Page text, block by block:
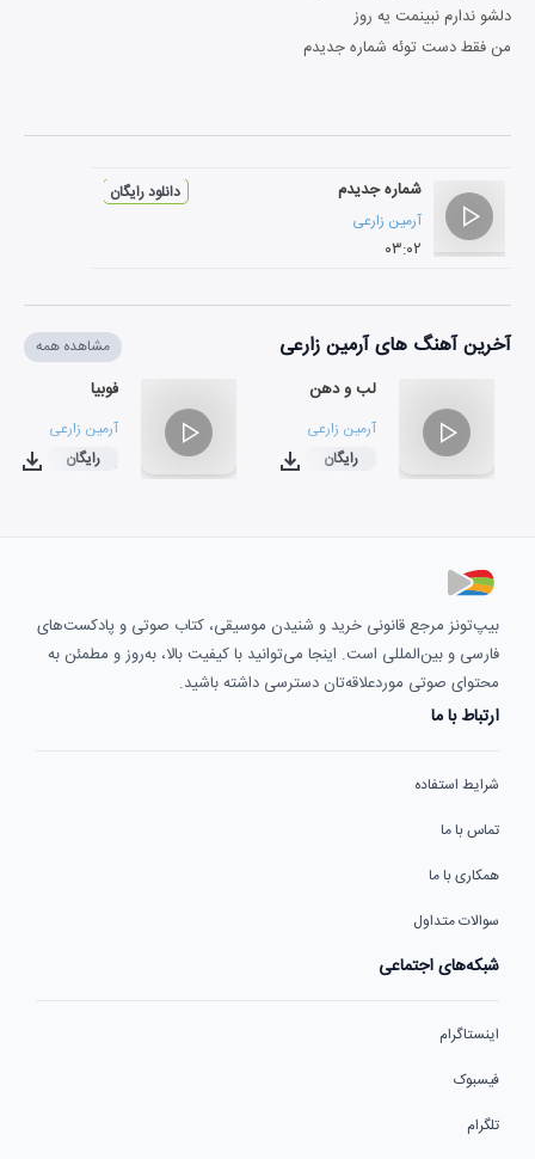
دلشو ندارم نبینمت یه روز
من فقط دست توئه شماره جدیدم
شماره جدیدم
آرمین زارعی
۰۳:۰۲
دانلود رایگان
آخرین آهنگ های آرمین زارعی مشاهده همه
لب و دهن
آرمین زارعی
۰۳:۰۴
رایگان
فوبیا
آرمین زارعی
۰۲:۴۰رایگان
بیپ‌تونز مرجع قانونی خرید و شنیدن موسیقی، کتاب صوتی و پادکست‌های
فارسی و بین‌المللی است. اینجا می‌توانید با کیفیت بالا، به‌روز و مطمئن به
محتوای صوتی موردعلاقه‌تان دسترسی داشته باشید.
ارتباط با ما
شرایط استفاده
تماس با ما
همکاری با ما
سوالات متداول
شبکه‌های اجتماعی
اینستاگرام
فیسبوک
تلگرام